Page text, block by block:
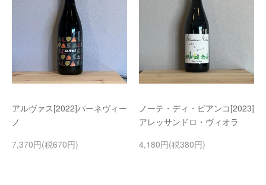
アルヴァス[2022]パーネヴィー
ノ
7,370円(税670円)
ノーテ・ディ・ビアンコ[2023]
アレッサンドロ・ヴィオラ
4,180円(税380円)